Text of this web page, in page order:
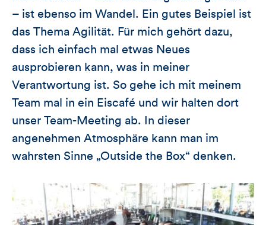
– ist ebenso im Wandel. Ein gutes Beispiel ist
das Thema Agilität. Für mich gehört dazu,
dass ich einfach mal etwas Neues
ausprobieren kann, was in meiner
Verantwortung ist. So gehe ich mit meinem
Team mal in ein Eiscafé und wir halten dort
unser Team-Meeting ab. In dieser
angenehmen Atmosphäre kann man im
wahrsten Sinne „Outside the Box“ denken.